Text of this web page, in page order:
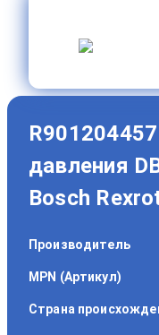
давления
Bosch
Производитель
MPN (Артикул)
Страна